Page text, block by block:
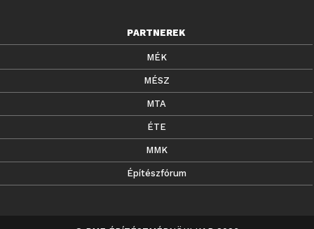
PARTNEREK
MÉK
MÉSZ
MTA
ÉTE
MMK
Építészfórum